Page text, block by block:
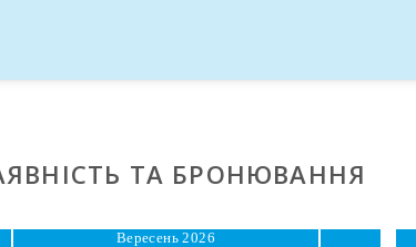
Colom", звідки здійснюються морські
ТА БРОНЮВАННЯ
Вересень 2026